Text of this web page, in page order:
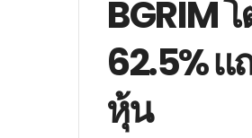
BGRIM
62.5% แ
หุ้น